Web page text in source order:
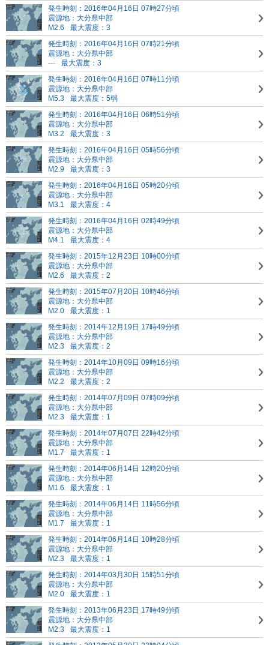
発生時刻：2016年04月16日 07時27分頃
震源地：大分県中部
M2.6
最大震度：3
発生時刻：2016年04月16日 07時21分頃
震源地：大分県中部
---
最大震度：3
発生時刻：2016年04月16日 07時11分頃
震源地：大分県中部
M5.3
最大震度：5弱
発生時刻：2016年04月16日 06時51分頃
震源地：大分県中部
M3.2
最大震度：3
発生時刻：2016年04月16日 05時56分頃
震源地：大分県中部
M2.9
最大震度：3
発生時刻：2016年04月16日 05時20分頃
震源地：大分県中部
M3.1
最大震度：4
発生時刻：2016年04月16日 02時49分頃
震源地：大分県中部
M4.1
最大震度：4
発生時刻：2015年12月23日 10時00分頃
震源地：大分県中部
M2.6
最大震度：2
発生時刻：2015年07月20日 10時46分頃
震源地：大分県中部
M2.0
最大震度：1
発生時刻：2014年12月19日 17時49分頃
震源地：大分県中部
M2.3
最大震度：2
発生時刻：2014年10月09日 09時16分頃
震源地：大分県中部
M2.2
最大震度：2
発生時刻：2014年07月09日 07時09分頃
震源地：大分県中部
M2.3
最大震度：1
発生時刻：2014年07月07日 22時42分頃
震源地：大分県中部
M1.7
最大震度：1
発生時刻：2014年06月14日 12時20分頃
震源地：大分県中部
M1.6
最大震度：1
発生時刻：2014年06月14日 11時56分頃
震源地：大分県中部
M1.7
最大震度：1
発生時刻：2014年06月14日 10時28分頃
震源地：大分県中部
M2.3
最大震度：1
発生時刻：2014年03月30日 15時51分頃
震源地：大分県中部
M2.0
最大震度：1
発生時刻：2013年06月23日 17時49分頃
震源地：大分県中部
M2.3
最大震度：1